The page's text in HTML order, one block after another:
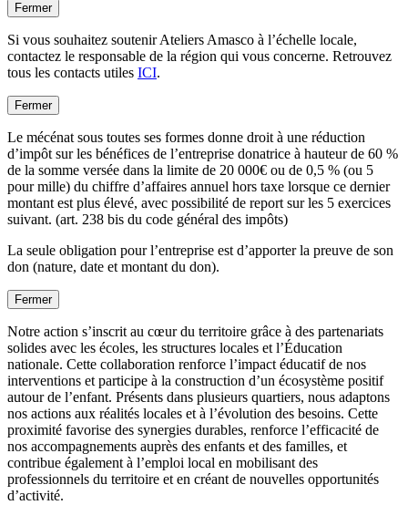
Fermer
Si vous souhaitez soutenir Ateliers Amasco à l’échelle locale,
contactez le responsable de la région qui vous concerne. Retrouvez
tous les contacts utiles ICI.
Fermer
Le mécénat sous toutes ses formes donne droit à une réduction
d’impôt sur les bénéfices de l’entreprise donatrice à hauteur de 60 %
de la somme versée dans la limite de 20 000€ ou de 0,5 % (ou 5
pour mille) du chiffre d’affaires annuel hors taxe lorsque ce dernier
montant est plus élevé, avec possibilité de report sur les 5 exercices
suivant. (art. 238 bis du code général des impôts)
La seule obligation pour l’entreprise est d’apporter la preuve de son
don (nature, date et montant du don).
Fermer
Notre action s’inscrit au cœur du territoire grâce à des partenariats
solides avec les écoles, les structures locales et l’Éducation
nationale. Cette collaboration renforce l’impact éducatif de nos
interventions et participe à la construction d’un écosystème positif
autour de l’enfant. Présents dans plusieurs quartiers, nous adaptons
nos actions aux réalités locales et à l’évolution des besoins. Cette
proximité favorise des synergies durables, renforce l’efficacité de
nos accompagnements auprès des enfants et des familles, et
contribue également à l’emploi local en mobilisant des
professionnels du territoire et en créant de nouvelles opportunités
d’activité.